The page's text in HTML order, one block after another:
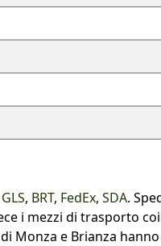
GLS, BRT, FedEx, SDA.
i mezzi di trasporto
Monza e Brianza